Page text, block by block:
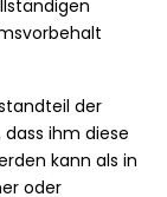
der
ihm diese
kann als in
oder